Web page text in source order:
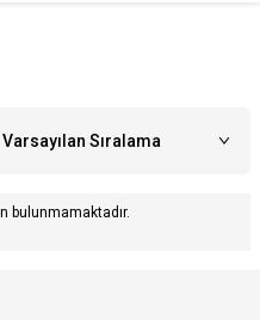
bulunmamaktadır.